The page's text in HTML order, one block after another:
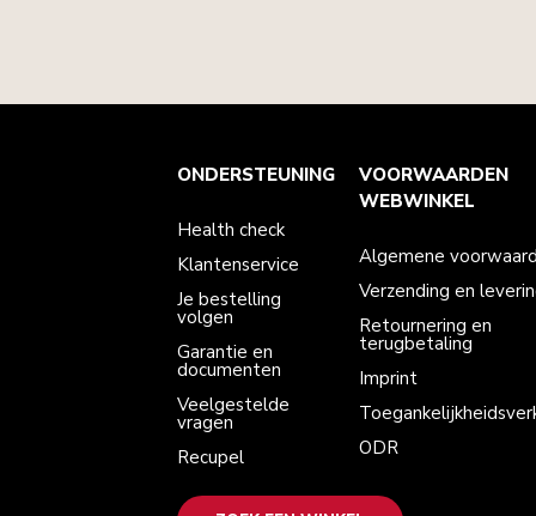
Health check
Klantenservice
Veelgestelde vragen
Algemene voorwaarden
Verzending en levering
Retournering en terugbetaling
Toegankelijkheidsverklaring
Het merk
Onze geschiedenis
Zoek een winkel
ONDERSTEUNING
Health check
Klantenservice
Je bestelling
volgen
Garantie en
documenten
Veelgestelde
vragen
Recupel
VOORWAARDEN
WEBWINKEL
Algemene
Verzending en
Retournering en
terugbetaling
Imprint
ODR